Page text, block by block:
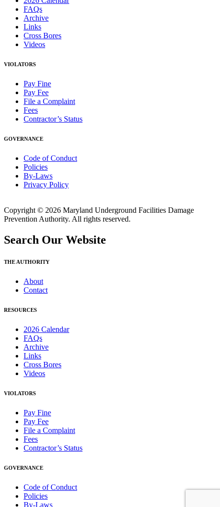
FAQs
Archive
Links
Cross Bores
Videos
VIOLATORS
Pay Fine
Pay Fee
File a Complaint
Fees
Contractor’s Status
GOVERNANCE
Code of Conduct
Policies
By-Laws
Privacy Policy
Copyright © 2026 Maryland Underground Facilities Damage
Prevention Authority. All rights reserved.
Search Our Website
THE AUTHORITY
About
Contact
RESOURCES
2026 Calendar
FAQs
Archive
Links
Cross Bores
Videos
VIOLATORS
Pay Fine
Pay Fee
File a Complaint
Fees
Contractor’s Status
GOVERNANCE
Code of Conduct
Policies
By-Laws